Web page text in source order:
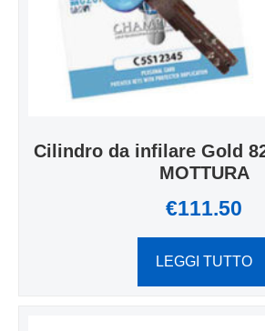
Cilindro da infilare Gold
MOTTURA
€111.50
LEGGI TUTTO